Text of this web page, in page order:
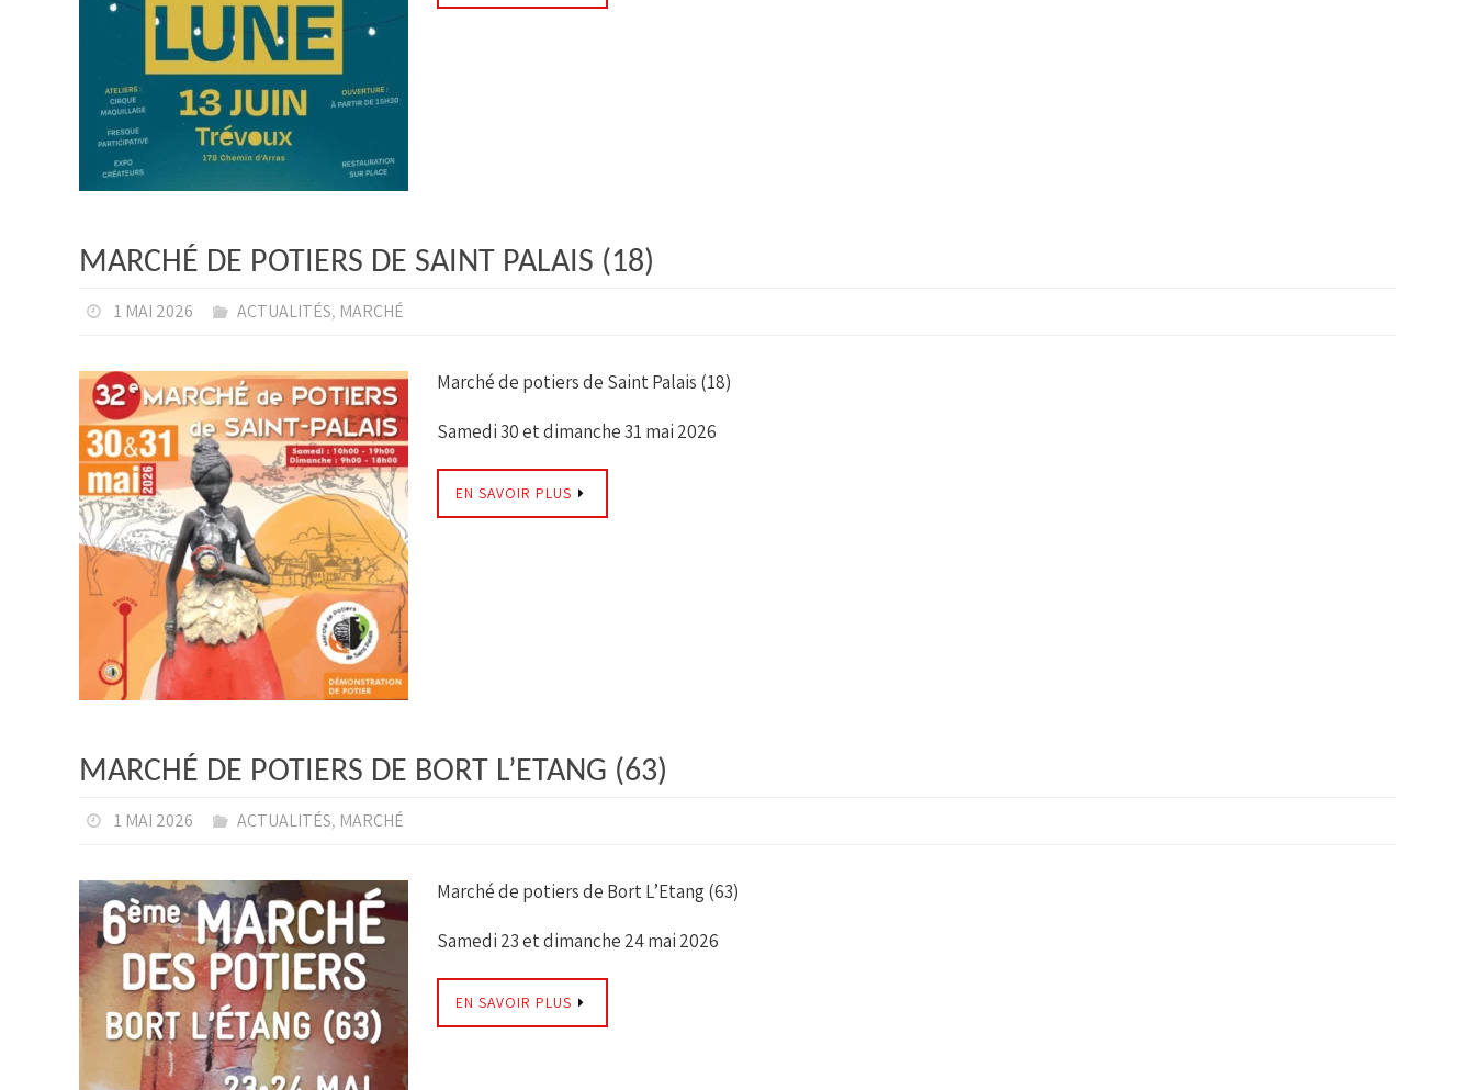
MARCHÉ DE POTIERS DE SAINT PALAIS (18)
1 MAI 2026 ACTUALITÉS, MARCHÉ
Marché de potiers de Saint Palais (18)
Samedi 30 et dimanche 31 mai 2026
EN SAVOIR PLUS
MARCHÉ DE POTIERS DE BORT L’ETANG (63)
1 MAI 2026 ACTUALITÉS, MARCHÉ
Marché de potiers de Bort L’Etang (63)
Samedi 23 et dimanche 24 mai 2026
EN SAVOIR PLUS